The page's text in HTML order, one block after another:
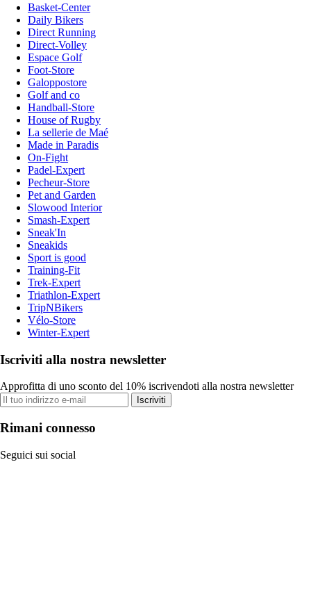
Basket-Center
Daily Bikers
Direct Running
Direct-Volley
Espace Golf
Foot-Store
Galoppostore
Golf and co
Handball-Store
House of Rugby
La sellerie de Maé
Made in Paradis
On-Fight
Padel-Expert
Pecheur-Store
Pet and Garden
Slowood Interior
Smash-Expert
Sneak'In
Sneakids
Sport is good
Training-Fit
Trek-Expert
Triathlon-Expert
TripNBikers
Vélo-Store
Winter-Expert
Iscriviti alla nostra newsletter
Approfitta di uno sconto del 10% iscrivendoti alla nostra newsletter
Iscriviti
Rimani connesso
Seguici sui social